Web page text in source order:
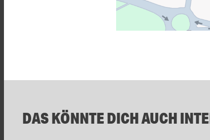
DAS KÖNNTE DICH AUCH